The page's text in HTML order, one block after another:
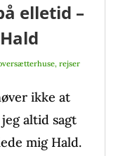
elletid –
rejser
ikke at
altid sagt
mig Hald.